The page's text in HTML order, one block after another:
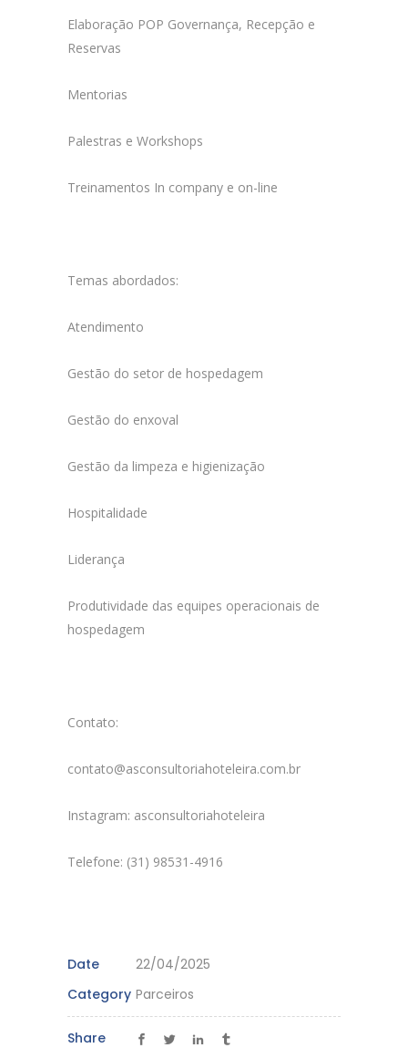
Elaboração POP Governança, Recepção e
Reservas
Mentorias
Palestras e Workshops
Treinamentos In company e on-line
Temas abordados:
Atendimento
Gestão do setor de hospedagem
Gestão do enxoval
Gestão da limpeza e higienização
Hospitalidade
Liderança
Produtividade das equipes operacionais de
hospedagem
Contato:
contato@asconsultoriahoteleira.com.br
Instagram: asconsultoriahoteleira
Telefone: (31) 98531-4916
Date
22/04/2025
Category Parceiros
Share